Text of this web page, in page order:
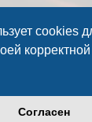
cookies
Согласен
основеphpBB® Forum
Русская поддержка